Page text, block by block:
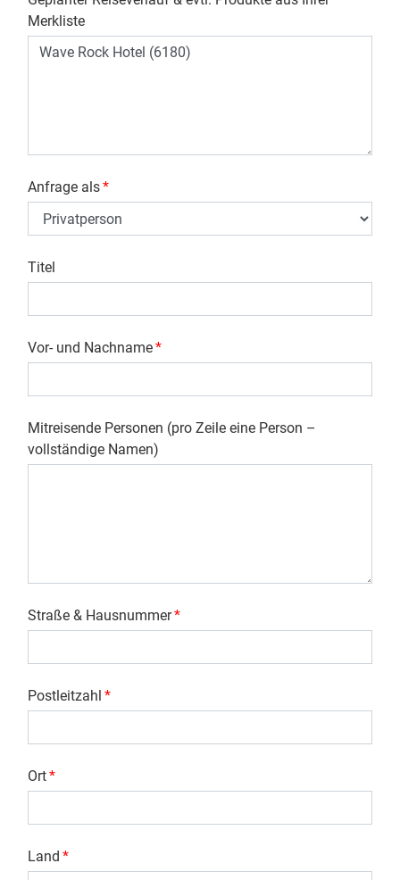
Merkliste
Anfrage als*
Titel
Vor- und Nachname*
Mitreisende Personen (pro Zeile eine Person –
vollständige Namen)
Straße & Hausnummer*
Postleitzahl *
Ort*
Land *